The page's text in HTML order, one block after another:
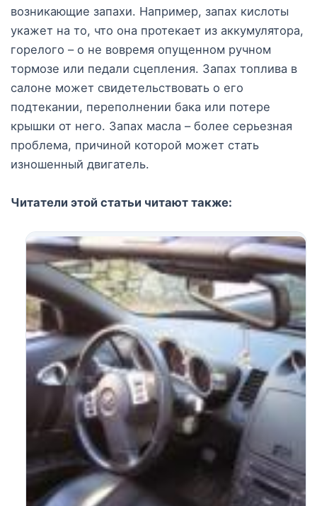
возникающие запахи. Например, запах кислоты
укажет на то, что она протекает из аккумулятора,
горелого – о не вовремя опущенном ручном
тормозе или педали сцепления. Запах топлива в
салоне может свидетельствовать о его
подтекании, переполнении бака или потере
крышки от него. Запах масла – более серьезная
проблема, причиной которой может стать
изношенный двигатель.
Читатели этой статьи читают также: